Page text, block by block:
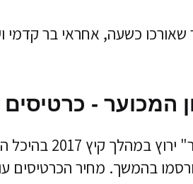
שאורכו כשעה, אחראי בר קדמי
- כרטיסים
המחזמר